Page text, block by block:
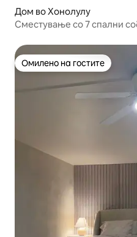
Дом во Хонолулу
Сместување со 7 спални
Омилено на гостите
Омилено на гостите